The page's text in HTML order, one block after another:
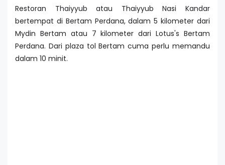
Restoran Thaiyyub atau Thaiyyub Nasi Kandar
bertempat di Bertam Perdana, dalam 5 kilometer dari
Mydin Bertam atau 7 kilometer dari Lotus's Bertam
Perdana. Dari plaza tol Bertam cuma perlu memandu
dalam 10 minit.